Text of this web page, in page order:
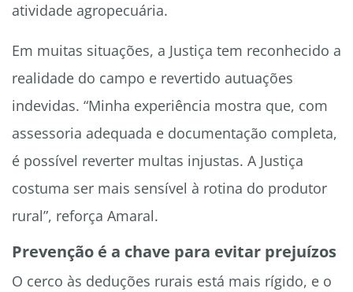
atividade agropecuária.
Em muitas situações, a Justiça tem reconhecido a
realidade do campo e revertido autuações
indevidas. “Minha experiência mostra que, com
assessoria adequada e documentação completa,
é possível reverter multas injustas. A Justiça
costuma ser mais sensível à rotina do produtor
rural”, reforça Amaral.
Prevenção é a chave para evitar prejuízos
O cerco às deduções rurais está mais rígido, e o